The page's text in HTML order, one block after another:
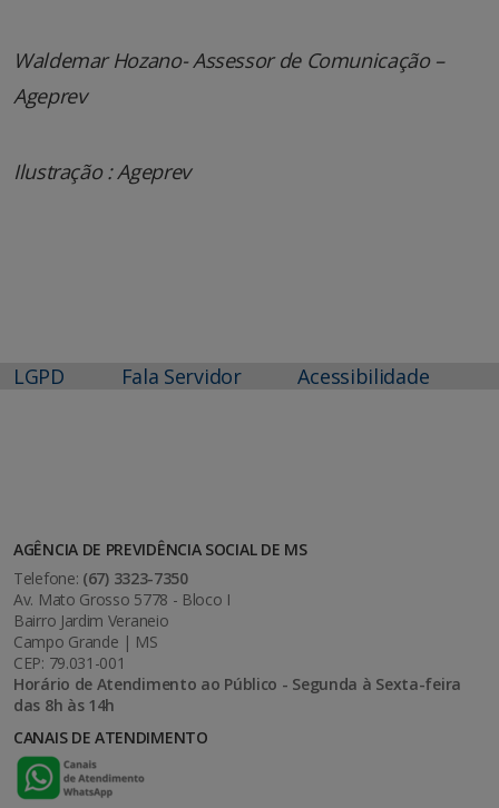
Waldemar Hozano- Assessor de Comunicação –
Ageprev
Ilustração : Ageprev
LGPD Fala Servidor Acessibilidade
AGÊNCIA DE PREVIDÊNCIA SOCIAL DE MS
Telefone: (67) 3323-7350
Av. Mato Grosso 5778 - Bloco I
Bairro Jardim Veraneio
Campo Grande | MS
CEP: 79.031-001
Horário de Atendimento ao Público - Segunda à Sexta-feira
das 8h às 14h
CANAIS DE ATENDIMENTO